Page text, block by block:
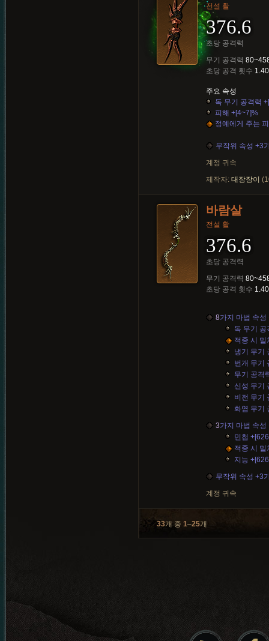
전설 활
376.6
초당 공격력
무기 공격력
초당 공격 횟수 1.40
주요 속성
독 무기 공격력
피해 +[4~7]%
정예에게 주는
무작위 속성 +3
계정 귀속
제작자: 대장장이
바람살
전설 활
376.6
초당 공격력
무기 공격력
초당 공격 횟수 1.40
8가지 마법 속
독 무기
적중 시
냉기 무기
번개 무기
무기 공격
신성 무기
비전 무기
화염 무기
3가지 마법 속
민첩
적중 시
지능
무작위 속성 +3
계정 귀속
33개 중 1–25개